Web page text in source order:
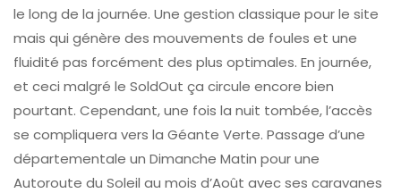
le long de la journée. Une gestion classique pour le site
mais qui génère des mouvements de foules et une
fluidité pas forcément des plus optimales. En journée,
et ceci malgré le SoldOut ça circule encore bien
pourtant. Cependant, une fois la nuit tombée, l’accès
se compliquera vers la Géante Verte. Passage d’une
départementale un Dimanche Matin pour une
Autoroute du Soleil au mois d’Août avec ses caravanes